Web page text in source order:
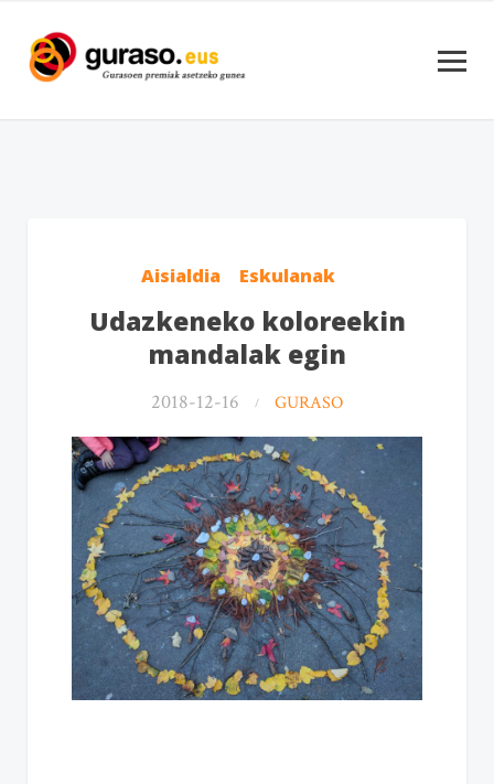
Aisialdia Eskulanak
Udazkeneko koloreekin
mandalak egin
2018-12-16 GURASO